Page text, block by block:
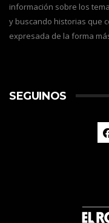
información sobre los
y buscando historias que
expresada de la forma
SEGUINOS